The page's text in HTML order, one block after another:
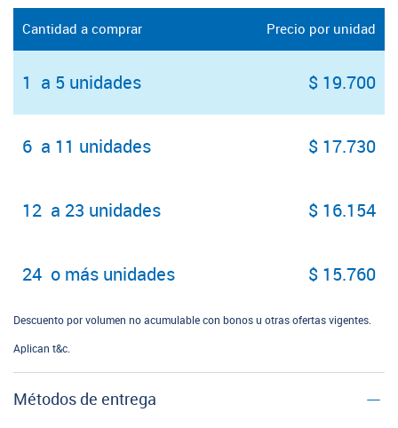
Cantidad a comprar Precio por unidad
1 a 5 unidades $ 19.700
6 a 11 unidades $ 17.730
12 a 23 unidades $ 16.154
24 o más unidades $ 15.760
Descuento por volumen no acumulable con bonos u otras ofertas vigentes.
Aplican t&c.
Métodos de entrega